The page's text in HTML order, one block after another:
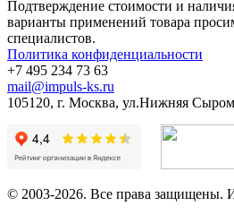
Подтверждение стоимости и
варианты применений товара
специалистов.
Политика конфиденциальности
+7 495 234 73 63
mail@impuls-ks.ru
105120, г. Москва, ул.Нижняя
© 2003-2026. Все права